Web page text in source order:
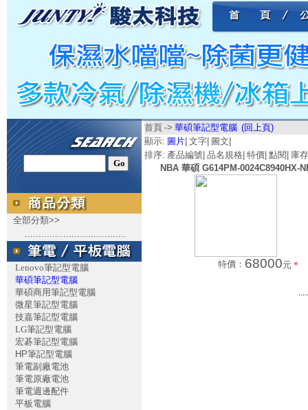
全部分類>>
.....................................
Lenovo筆記型電腦
華碩筆記型電腦
華碩商用筆記型電腦
微星筆記型電腦
技嘉筆記型電腦
LG筆記型電腦
宏碁筆記型電腦
HP筆記型電腦
筆電副廠電池
筆電原廠電池
筆電週邊配件
平板電腦
首頁 -> 華碩筆記型電腦 (回上頁)
顯示: 圖片 文字 圖文
排序: 產品編號 品名規格 特價 點閱 庫
NBA 華碩 G614PM-0024C8940HX-
特價： 68000元 ＊